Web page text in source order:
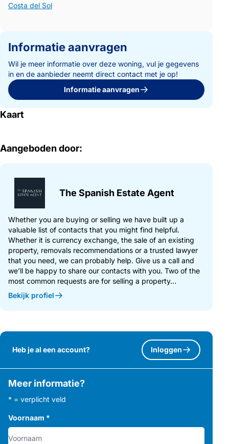
Costa del Sol
Informatie aanvragen
Wil je meer informatie over deze woning, vul je gegevens
in en de aanbieder neemt direct contact met je op!
Informatie aanvragen
Kaart
Aangeboden door:
The Spanish Estate Agent
Whether you are buying or selling we have built up a
valuable list of contacts that you might find helpful.
Whether it is currency exchange, the sale of an existing
property, removals recommendations or a trusted lawyer
that you need, we can probably help. Give us a call and
we’ll be happy to share our contacts with you. Two of the
most common requests are for selling a property...
Bekijk profiel
Heb je al een account? Inloggen
Meer informatie?
* = verplicht veld
Voornaam *